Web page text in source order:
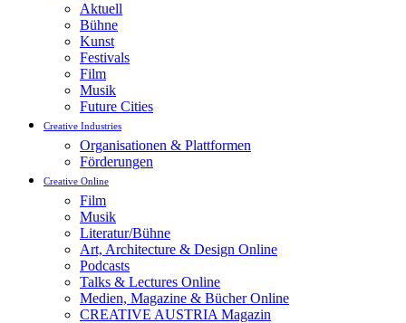
Aktuell
Bühne
Kunst
Festivals
Film
Musik
Future Cities
Creative Industries
Organisationen & Plattformen
Förderungen
Creative Online
Film
Musik
Literatur/Bühne
Art, Architecture & Design Online
Podcasts
Talks & Lectures Online
Medien, Magazine & Bücher Online
CREATIVE AUSTRIA Magazin